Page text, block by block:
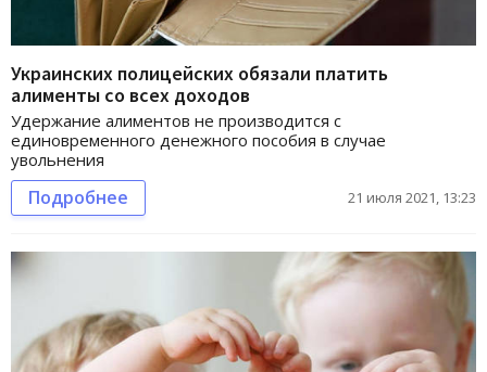
Украинских полицейских обязали платить
алименты со всех доходов
Удержание алиментов не производится с
единовременного денежного пособия в случае
увольнения
Подробнее 21 июля 2021, 13:23